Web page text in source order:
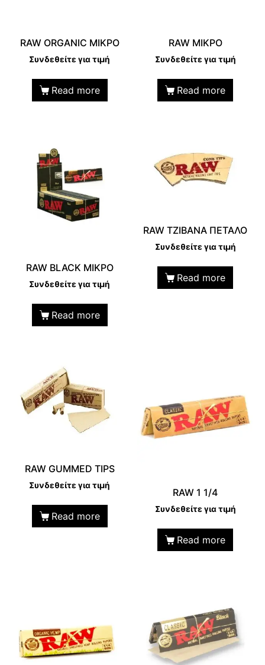
RAW ORGANIC MIKΡΟ
Συνδεθείτε για τιμή
Read more
RAW MIKPO
Συνδεθείτε για τιμή
Read more
RAW BLACK ΜΙΚΡΟ
Συνδεθείτε για τιμή
Read more
RAW TZIBANA ΠΕΤΑΛΟ
Συνδεθείτε για τιμή
Read more
RAW GUMMED TIPS
Συνδεθείτε για τιμή
Read more
RAW 1 1/4
Συνδεθείτε για τιμή
Read more